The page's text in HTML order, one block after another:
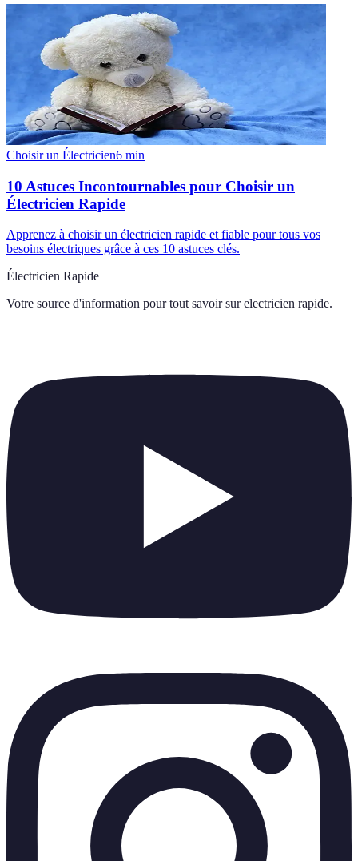
Choisir un Électricien6 min
10 Astuces Incontournables pour Choisir un
Électricien Rapide
Apprenez à choisir un électricien rapide et fiable pour tous vos
besoins électriques grâce à ces 10 astuces clés.
Électricien Rapide
Votre source d'information pour tout savoir sur electricien rapide.